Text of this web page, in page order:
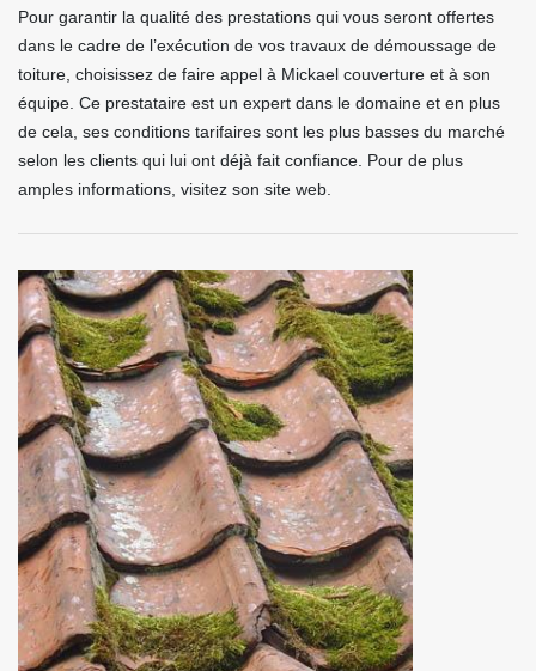
Pour garantir la qualité des prestations qui vous seront offertes
dans le cadre de l’exécution de vos travaux de démoussage de
toiture, choisissez de faire appel à Mickael couverture et à son
équipe. Ce prestataire est un expert dans le domaine et en plus
de cela, ses conditions tarifaires sont les plus basses du marché
selon les clients qui lui ont déjà fait confiance. Pour de plus
amples informations, visitez son site web.